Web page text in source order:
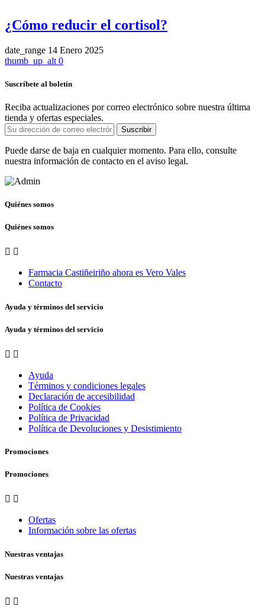
¿Cómo reducir el cortisol?
date_range 14 Enero 2025
thumb_up_alt 0
Suscríbete al boletín
Reciba actualizaciones por correo electrónico sobre nuestra última
tienda y ofertas especiales.
Suscribir
Puede darse de baja en cualquier momento. Para ello, consulte
nuestra información de contacto en el aviso legal.
Quiénes somos
Quiénes somos
 
Farmacia Castiñeiriño ahora es Vero Vales
Contacto
Ayuda y términos del servicio
Ayuda y términos del servicio
 
Ayuda
Términos y condiciones legales
Declaración de accesibilidad
Política de Cookies
Política de Privacidad
Política de Devoluciones y Desistimiento
Promociones
Promociones
 
Ofertas
Información sobre las ofertas
Nuestras ventajas
Nuestras ventajas
 